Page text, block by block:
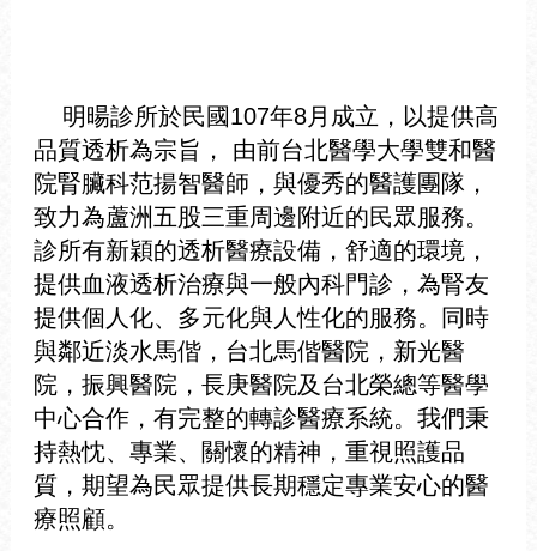
明暘診所於民國107年8月成立，以提供高
品質透析為宗旨， 由前台北醫學大學雙和醫
院腎臟科范揚智醫師，與優秀的醫護團隊，
致力為蘆洲五股三重周邊附近的民眾服務。
診所有新穎的透析醫療設備，舒適的環境，
提供血液透析治療與一般內科門診，為腎友
提供個人化、多元化與人性化的服務。
同時
與鄰近淡水馬偕，台北馬偕醫院，新光醫
院，振興醫院，長庚醫院及台北榮總等醫學
中心合作，有完整的轉診醫療系統。 我們秉
持熱忱、專業、關懷的精神，重視照護品
質，期望為民眾提供長期穩定專業安心的醫
療照顧。